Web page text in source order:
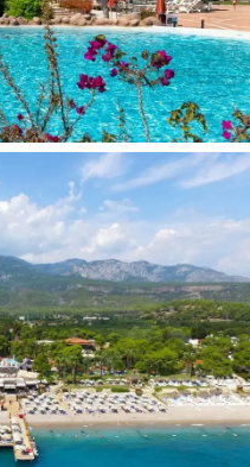
mokestį)
papildomą mokestį)